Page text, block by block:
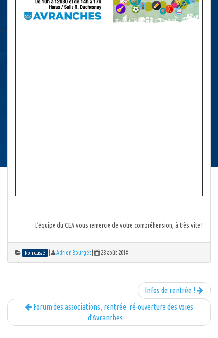
L’équipe du CEA vous remercie de votre compréhension, à très vite !
Non classé Adrien Bourget 28 août 2018
Infos de rentrée !
Forum des associations, rentrée, ré-ouverture des voies
d’Avranches….